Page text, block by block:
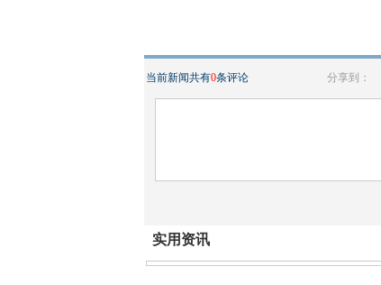
当前新闻共有0条评论 分享到：
实用资讯